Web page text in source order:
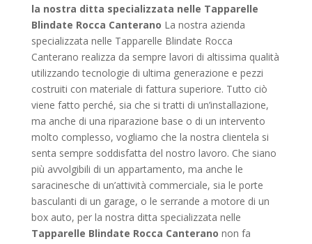
la nostra ditta specializzata nelle Tapparelle
Blindate Rocca Canterano La nostra azienda
specializzata nelle Tapparelle Blindate Rocca
Canterano realizza da sempre lavori di altissima qualità
utilizzando tecnologie di ultima generazione e pezzi
costruiti con materiale di fattura superiore. Tutto ciò
viene fatto perché, sia che si tratti di un’installazione,
ma anche di una riparazione base o di un intervento
molto complesso, vogliamo che la nostra clientela si
senta sempre soddisfatta del nostro lavoro. Che siano
più avvolgibili di un appartamento, ma anche le
saracinesche di un’attività commerciale, sia le porte
basculanti di un garage, o le serrande a motore di un
box auto, per la nostra ditta specializzata nelle
Tapparelle Blindate Rocca Canterano non fa